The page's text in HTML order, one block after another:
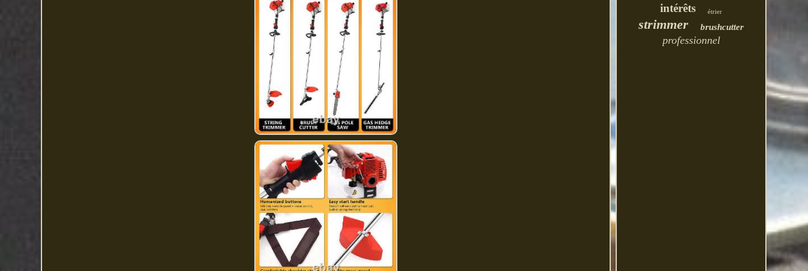
intérêts étrier
strimmer brushcutter
professionnel